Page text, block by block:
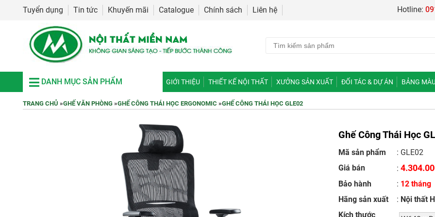
Tuyển dụng Tin tức Khuyến mãi Catalogue Chính sách Liên hệ Hotline:
DANH MỤC SẢN PHẨM GIỚI THIỆU THIẾT KẾ NỘI THẤT XƯỞNG SẢN XUẤT ĐỐI TÁC & DỰ ÁN BẢNG
TRANG CHỦ »GHẾ VĂN PHÒNG »GHẾ CÔNG THÁI HỌC ERGONOMIC »GHẾ CÔNG THÁI HỌC GLE02
Ghế Công Thái Học
Mã sản phẩm
: GLE02
Giá bán
:
Bảo hành : 12 tháng
Hãng sản xuất
: Nội thất
Kích thước